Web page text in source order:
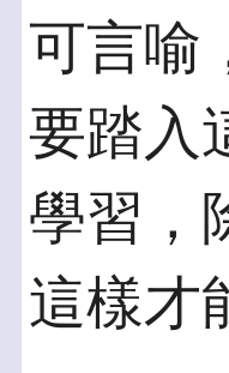
可言喻
要踏入
學習，
這樣才